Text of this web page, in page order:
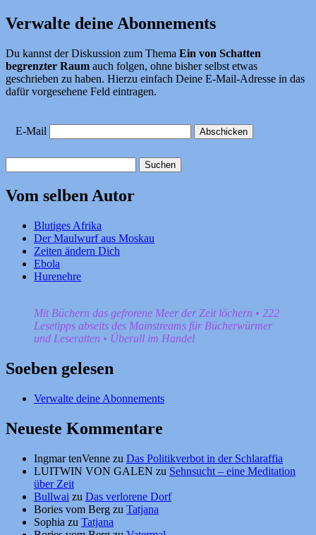
Verwalte deine Abonnements
Du kannst der Diskussion zum Thema Ein von Schatten
begrenzter Raum auch folgen, ohne bisher selbst etwas
geschrieben zu haben. Hierzu einfach Deine E-Mail-Adresse in das
dafür vorgesehene Feld eintragen.
E-Mail
nach:
Vom selben Autor
Blutiges Afrika
Der Maulwurf aus Moskau
Zeiten ändern Dich
Ebola
Hurenehre
Mit Büchern das gefrorene Meer der Zeit löchern • 222
Lesetipps abseits des Mainstreams für Bücherwürmer
und Leseratten • Überall im Handel
Soeben gelesen
Verwalte deine Abonnements
Neueste Kommentare
Ingmar tenVenne zu Das Politikverbot in der Schlaraffia
LUITWIN VON GALEN zu Sehnsucht – eine Meditation
über Zeit
Bullwai zu Das verlorene Dorf
Bories vom Berg zu Tatjana
Sophia zu Tatjana